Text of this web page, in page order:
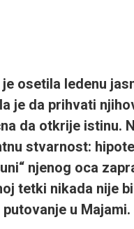
osetila ledenu
je da prihvati
da otkrije istinu.
stvarnost:
njenog oca
tetki nikada nije
u Majami.